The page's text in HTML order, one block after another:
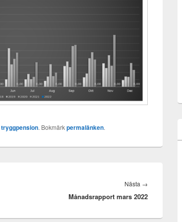
tryggpension. Bokmärkpermalänken.
Nästa →
inlägg:
Månadsrapport mars 2022